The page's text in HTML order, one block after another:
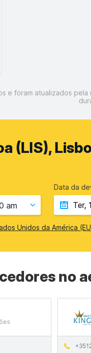
e foram atualizados
(LIS),
am
Data da
Unidos da América
no